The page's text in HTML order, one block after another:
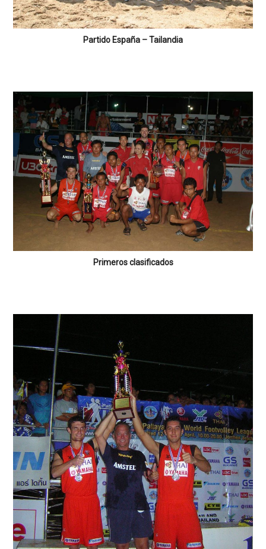
Partido España – Tailandia
Primeros clasificados